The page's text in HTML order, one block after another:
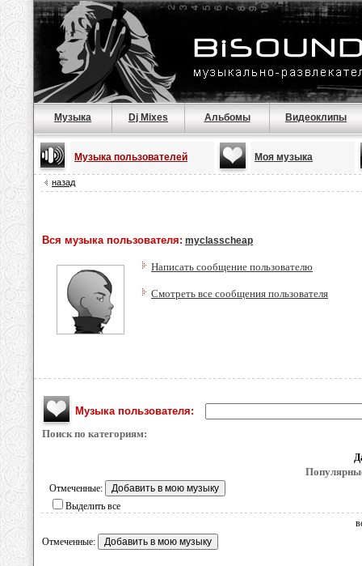
Музыка Dj Mixes Альбомы Видеоклипы
Музыка пользователей Моя музыка
назад
Вся музыка пользователя: myclasscheap
Написать сообщение пользователю
Смотреть все сообщения пользователя
Музыка пользователя:
Поиск по категориям:
Отмеченные:
Выделить все
Отмеченные: